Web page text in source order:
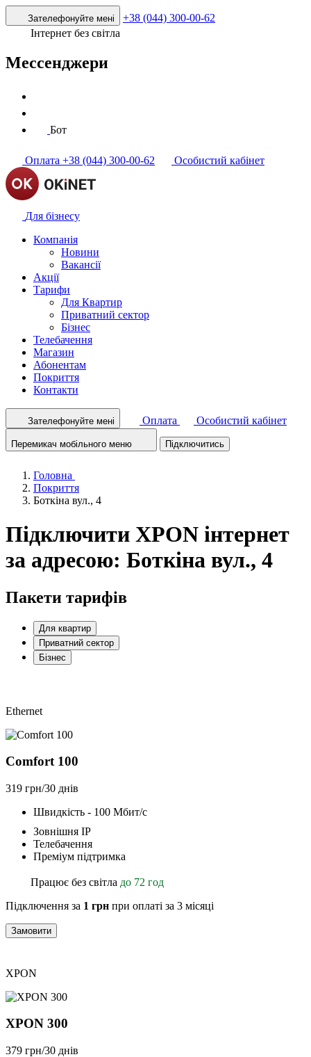
Зателефонуйте мені
+38 (044) 300-00-62
Інтернет без світла
Мессенджери
Бот
Оплата +38 (044) 300-00-62 Особистий кабінет
Для бізнесу
Компанія
Новини
Вакансії
Акції
Тарифи
Для Квартир
Приватний сектор
Бізнес
Телебачення
Магазин
Абонентам
Покриття
Контакти
Зателефонуйте мені Оплата Особистий кабінет
Перемикач мобільного меню Підключитись
Головна
Покриття
Боткіна вул., 4
Підключити XPON інтернет
за адресою: Боткіна вул., 4
Пакети тарифів
Для квартир
Приватний сектор
Бізнес
Ethernet
Comfort 100
319 грн/30 днів
Швидкість - 100 Мбит/с
Зовнішня ІР
Телебачення
Преміум підтримка
Працює без світла до 72 год
Підключення за 1 грн при оплаті за 3 місяці
Замовити
XPON
XPON 300
379 грн/30 днів